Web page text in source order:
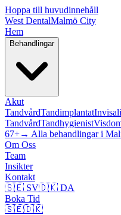
Hoppa till huvudinnehåll
West DentalMalmö City
Hem
Behandlingar
Akut
TandvårdTandimplantat
TandvårdTandhygienist
67+→ Alla behandlingar i
Om Oss
Team
Insikter
Kontakt
🇸🇪 SV🇩🇰 DA
Boka Tid
🇸🇪🇩🇰